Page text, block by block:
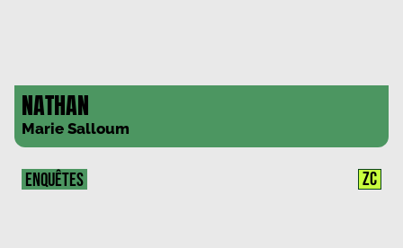
NATHAN
Marie Salloum
ENQUÊTES ZC